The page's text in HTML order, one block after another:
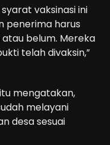
vaksinasi ini
penerima harus
belum. Mereka
telah divaksin,”
mengatakan,
melayani
desa sesuai